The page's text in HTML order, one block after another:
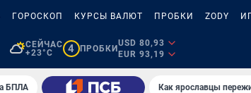
ГОРОСКОП КУРСЫ ВАЛЮТ ПРОБКИ ZODY
СЕЙЧАС
+23°C
4 ПРОБКИ
USD 80,93
EUR 93,19
БПЛА Как ярославцы